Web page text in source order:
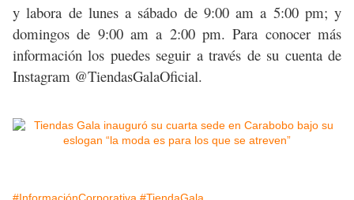
y labora de lunes a sábado de 9:00 am a 5:00 pm; y
domingos de 9:00 am a 2:00 pm. Para conocer más
información los puedes seguir a través de su cuenta de
Instagram @TiendasGalaOficial.